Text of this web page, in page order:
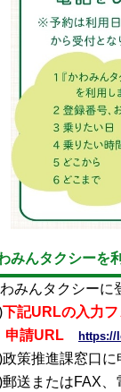
みんタクシーを
みんタクシーに
下記URLの入力
請URL
https://
政策推進課窓口に
郵送またはFAX